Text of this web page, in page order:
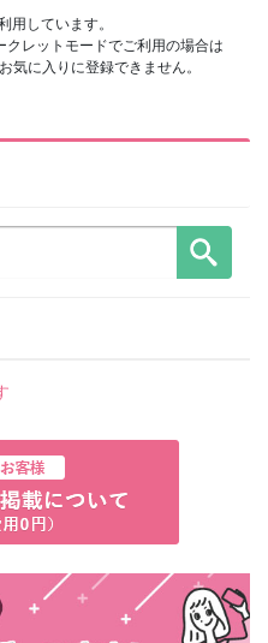
用しています。
レットモードでご利用の場合は
に入りに登録できません。